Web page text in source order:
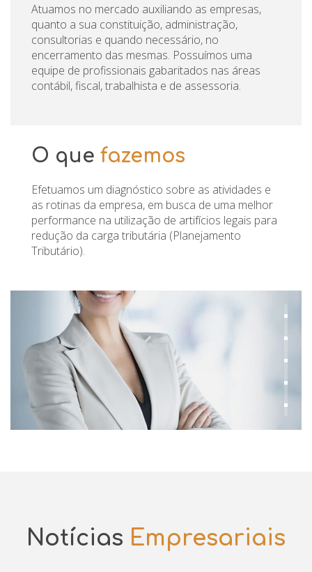
Atuamos no mercado auxiliando as empresas,
quanto a sua constituição, administração,
consultorias e quando necessário, no
encerramento das mesmas. Possuímos uma
equipe de profissionais gabaritados nas áreas
contábil, fiscal, trabalhista e de assessoria.
O que fazemos
Efetuamos um diagnóstico sobre as atividades e
as rotinas da empresa, em busca de uma melhor
performance na utilização de artifícios legais para
redução da carga tributária (Planejamento
Tributário).
Notícias Empresariais